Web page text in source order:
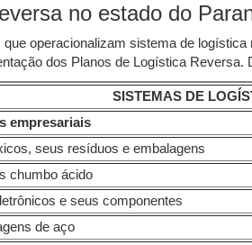
no estado do
operacionalizam sistema de
dos Planos de Logística
SISTEMAS DE
empresariais
seus resíduos e embalagens
chumbo ácido
e seus componentes
de aço